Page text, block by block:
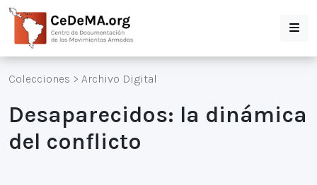
Colecciones > Archivo Digital
Desaparecidos: la dinámica
del conflicto